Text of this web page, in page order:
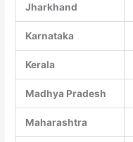
Jharkhand
Karnataka
Kerala
Madhya Pradesh
Maharashtra